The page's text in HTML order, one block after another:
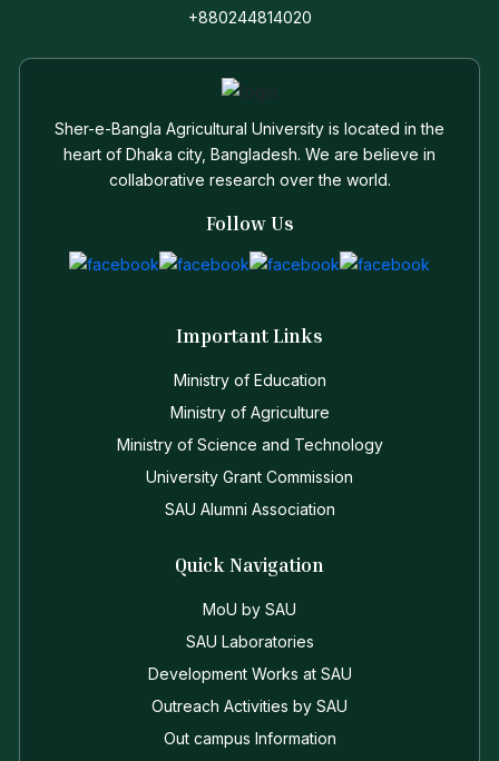
+880244814020
Sher-e-Bangla Agricultural University is located in the
heart of Dhaka city, Bangladesh. We are believe in
collaborative research over the world.
Follow Us
Important Links
Ministry of Education
Ministry of Agriculture
Ministry of Science and Technology
University Grant Commission
SAU Alumni Association
Quick Navigation
MoU by SAU
SAU Laboratories
Development Works at SAU
Outreach Activities by SAU
Out campus Information